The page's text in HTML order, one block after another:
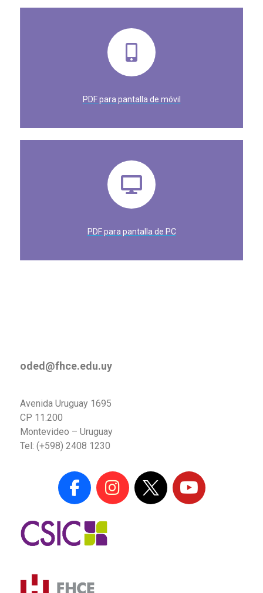
PDF para pantalla de móvil
PDF para pantalla de PC
oded@fhce.edu.uy
Avenida Uruguay 1695
CP 11.200
Montevideo – Uruguay
Tel: (+598) 2408 1230